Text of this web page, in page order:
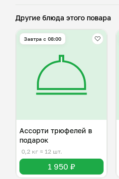
Другие блюда этого повара
Завтра c 08:00
Ассорти трюфелей в
подарок
0,2 кг ≈ 12 шт.
1 950 ₽